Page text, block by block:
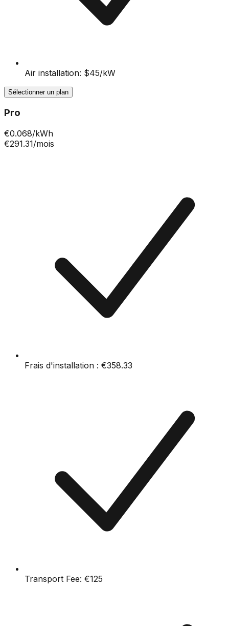
Air installation: $45/kW
Sélectionner un plan
Pro
€0.068/kWh
€291.31/mois
Frais d'installation : €358.33
Transport Fee: €125